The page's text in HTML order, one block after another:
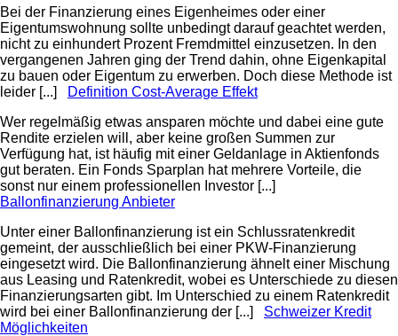
Bei der Finanzierung eines Eigenheimes oder einer
Eigentumswohnung sollte unbedingt darauf geachtet werden,
nicht zu einhundert Prozent Fremdmittel einzusetzen. In den
vergangenen Jahren ging der Trend dahin, ohne Eigenkapital
zu bauen oder Eigentum zu erwerben. Doch diese Methode ist
leider [...]
Definition Cost-Average Effekt
Wer regelmäßig etwas ansparen möchte und dabei eine gute
Rendite erzielen will, aber keine großen Summen zur
Verfügung hat, ist häufig mit einer Geldanlage in Aktienfonds
gut beraten. Ein Fonds Sparplan hat mehrere Vorteile, die
sonst nur einem professionellen Investor [...]
Ballonfinanzierung Anbieter
Unter einer Ballonfinanzierung ist ein Schlussratenkredit
gemeint, der ausschließlich bei einer PKW-Finanzierung
eingesetzt wird. Die Ballonfinanzierung ähnelt einer Mischung
aus Leasing und Ratenkredit, wobei es Unterschiede zu diesen
Finanzierungsarten gibt. Im Unterschied zu einem Ratenkredit
wird bei einer Ballonfinanzierung der [...] Schweizer Kredit
Möglichkeiten